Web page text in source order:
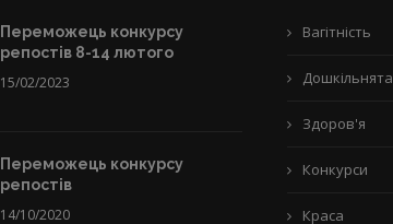
Переможець конкурсу
репостів 8-14 лютого
15/02/2023
Переможець конкурсу
репостів
14/10/2020
Вагітність
Дошкільнята
Здоров'я
Конкурси
Краса